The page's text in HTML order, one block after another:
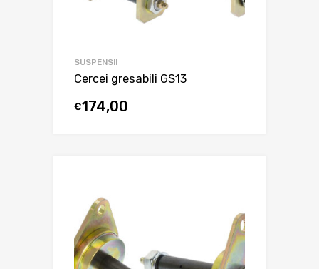
SUSPENSII
Cercei gresabili GS13
€174,00